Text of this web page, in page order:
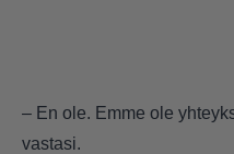
– En ole. Emme ole
vastasi.